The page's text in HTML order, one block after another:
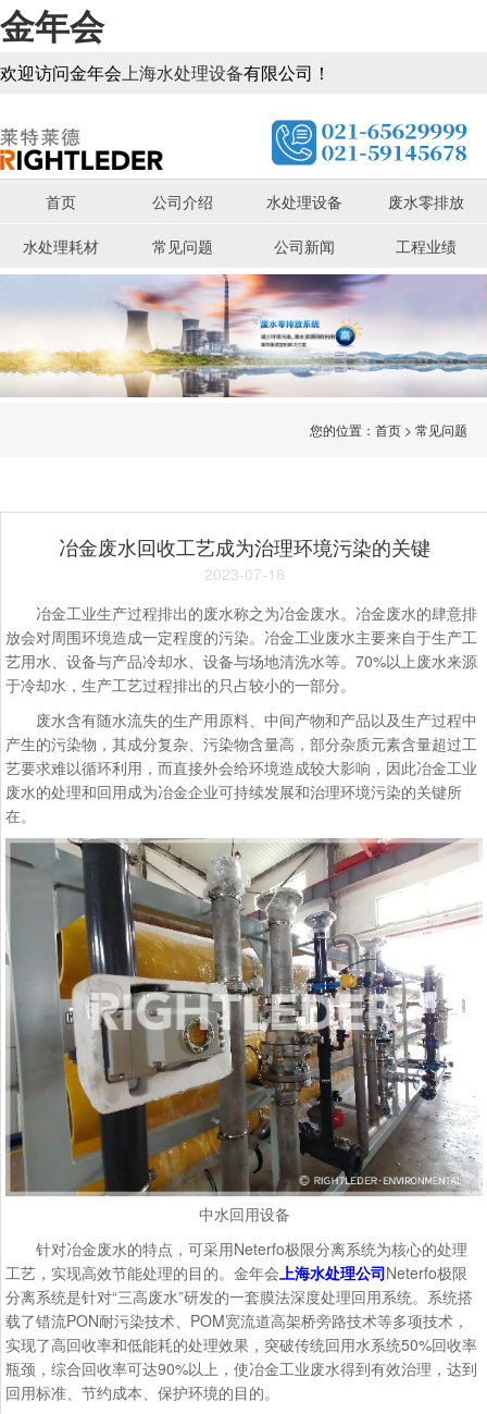
金年会
欢迎访问金年会上海水处理设备有限公司！
首页 公司介绍 水处理设备 废水零排放
水处理耗材 常见问题 公司新闻 工程业绩
您的位置： 首页 > 常见问题
冶金废水回收工艺成为治理环境污染的关键
2023-07-18
冶金工业生产过程排出的废水称之为冶金废水。冶金废水的肆意排
放会对周围环境造成一定程度的污染。冶金工业废水主要来自于生产工
艺用水、设备与产品冷却水、设备与场地清洗水等。70%以上废水来源
于冷却水，生产工艺过程排出的只占较小的一部分。
废水含有随水流失的生产用原料、中间产物和产品以及生产过程中
产生的污染物，其成分复杂、污染物含量高，部分杂质元素含量超过工
艺要求难以循环利用，而直接外会给环境造成较大影响，因此冶金工业
废水的处理和回用成为冶金企业可持续发展和治理环境污染的关键所
在。
中水回用设备
针对冶金废水的特点，可采用Neterfo极限分离系统为核心的处理
工艺，实现高效节能处理的目的。金年会 上海水处理公司Neterfo极限
分离系统是针对“三高废水”研发的一套膜法深度处理回用系统。系统搭
载了错流PON耐污染技术、POM宽流道高架桥旁路技术等多项技术，
实现了高回收率和低能耗的处理效果，突破传统回用水系统50%回收率
瓶颈，综合回收率可达90%以上，使冶金工业废水得到有效治理，达到
回用标准、节约成本、保护环境的目的。